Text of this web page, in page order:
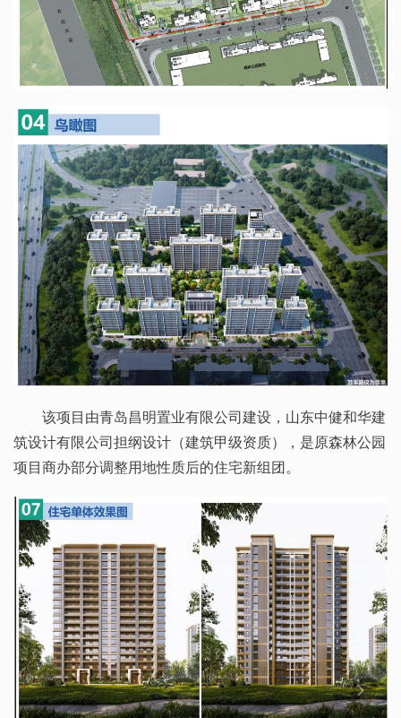
该项目由青岛昌明置业有限公司建设，山东中健和华建
筑设计有限公司担纲设计（建筑甲级资质），是原森林公园
项目商办部分调整用地性质后的住宅新组团。